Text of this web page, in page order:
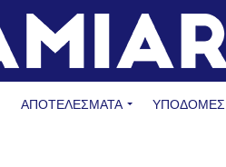
ΑΠΟΤΕΛΕΣΜΑΤΑ ΥΠΟΔΟΜΈΣ